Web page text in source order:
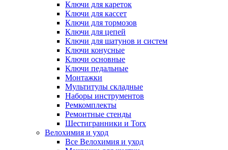
Ключи для кареток
Ключи для кассет
Ключи для тормозов
Ключи для цепей
Ключи для шатунов и систем
Ключи конусные
Ключи основные
Ключи педальные
Монтажки
Мультитулы складные
Наборы инструментов
Ремкомплекты
Ремонтные стенды
Шестигранники и Torx
Велохимия и уход
Все Велохимия и уход